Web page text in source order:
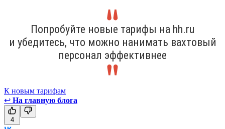
Попробуйте новые тарифы на hh.ru
и убедитесь, что можно нанимать вахтовый
персонал эффективнее
К новым тарифам
↩ На главную блога
4